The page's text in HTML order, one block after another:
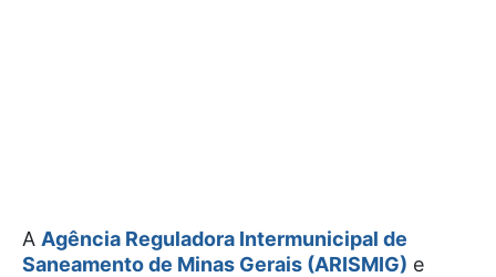
A Agência Reguladora Intermunicipal de
Saneamento de Minas Gerais (ARISMIG) e